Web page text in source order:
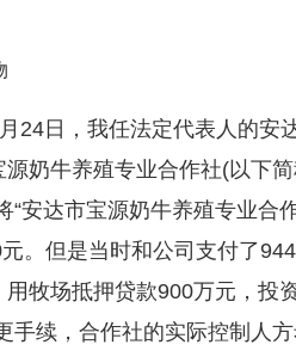
24日，我任法定代表人的安
奶牛养殖专业合作社(以下
安达市宝源奶牛养殖专业合
。但是当时和公司支付了
牧场抵押贷款900万元，投
手续，合作社的实际控制人